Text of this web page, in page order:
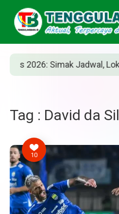
Simak Jadwal, Lokasi,
Tag : David da
10